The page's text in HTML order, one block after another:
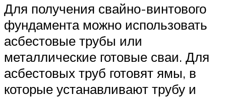
Для получения свайно-винтового
фундамента можно использовать
асбестовые трубы или
металлические готовые сваи. Для
асбестовых труб готовят ямы, в
которые устанавливают трубу и